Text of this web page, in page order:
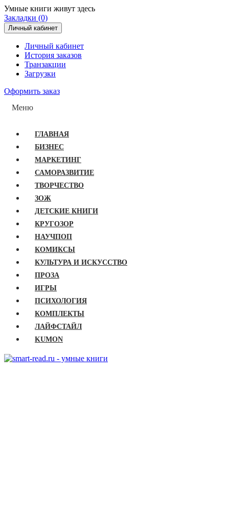
Умные книги живут здесь
Закладки (0)
Личный кабинет
Личный кабинет
История заказов
Транзакции
Загрузки
Оформить заказ
Меню
ГЛАВНАЯ
БИЗНЕС
МАРКЕТИНГ
САМОРАЗВИТИЕ
ТВОРЧЕСТВО
ЗОЖ
ДЕТСКИЕ КНИГИ
КРУГОЗОР
НАУЧПОП
КОМИКСЫ
КУЛЬТУРА И ИСКУССТВО
ПРОЗА
ИГРЫ
ПСИХОЛОГИЯ
КОМПЛЕКТЫ
ЛАЙФСТАЙЛ
KUMON